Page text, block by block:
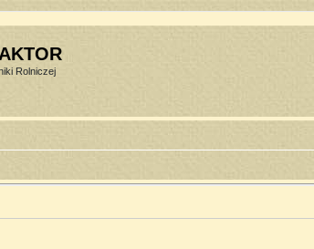
Rolniczej